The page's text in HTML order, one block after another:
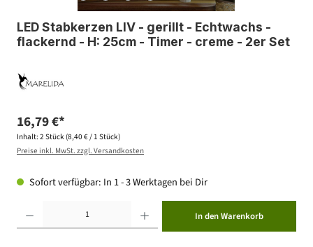
LED Stabkerzen LIV - gerillt - Echtwachs -
flackernd - H: 25cm - Timer - creme - 2er Set
16,79 €*
Inhalt: 2 Stück (8,40 € / 1 Stück)
Preise inkl. MwSt. zzgl. Versandkosten
Sofort verfügbar: In 1 - 3 Werktagen bei Dir
In den Warenkorb